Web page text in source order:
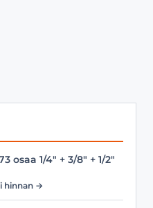
osaa 1/4" + 3/8" + 1/2"
hinnan →